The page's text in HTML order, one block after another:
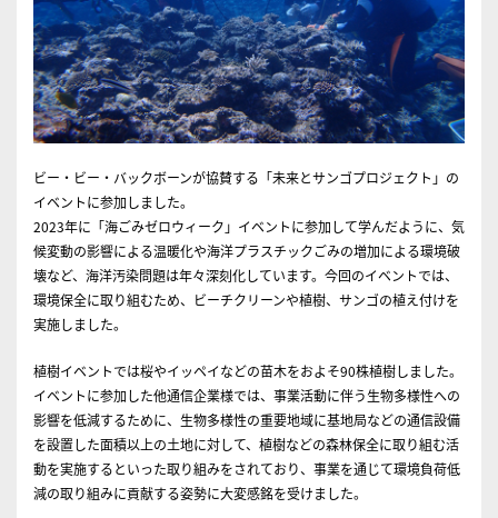
ビー・ビー・バックボーンが協賛する「未来とサンゴプロジェクト 」の
イベントに参加しました。
2023年に「海ごみゼロウィーク」イベントに参加して学んだように、気
候変動の影響による温暖化や海洋プラスチックごみの増加による環境破
壊など、海洋汚染問題は年々深刻化しています。今回のイベントでは、
環境保全に取り組むため、ビーチクリーンや植樹、サンゴの植え付けを
実施しました。
植樹イベントでは桜やイッペイなどの苗木をおよそ90株植樹しました。
イベントに参加した他通信企業様では、事業活動に伴う生物多様性への
影響を低減するために、生物多様性の重要地域に基地局などの通信設備
を設置した面積以上の土地に対して、植樹などの森林保全に取り組む活
動を実施するといった取り組みをされており、事業を通じて環境負荷低
減の取り組みに貢献する姿勢に大変感銘を受けました。